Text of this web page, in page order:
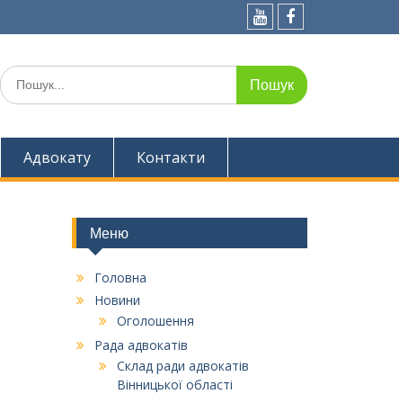
YoutubeFacebook
Шукати:
Адвокату Контакти
Меню
Головна
Новини
Оголошення
Рада адвокатів
Склад ради адвокатів
Вінницької області